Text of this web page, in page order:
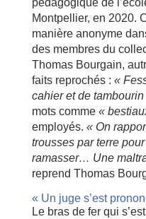
pédagogique de
Montpellier, en 2020.
manière anonyme
des membres du
Thomas Bourgain,
faits reprochés : «
cahier et de tambourin
mots comme «
employés. « On
trousses par terre
ramasser… Une
reprend Thomas
« Un juge s’est
Le bras de fer qui